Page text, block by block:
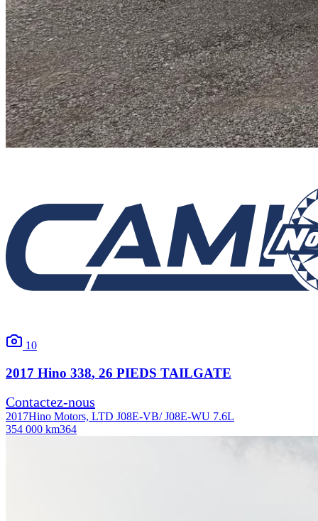
10
2017 Hino 338, 26 PIEDS TAILGATE
Contactez-nous
2017Hino Motors, LTD J08E-VB/ J08E-WU 7.6L
354 000 km364